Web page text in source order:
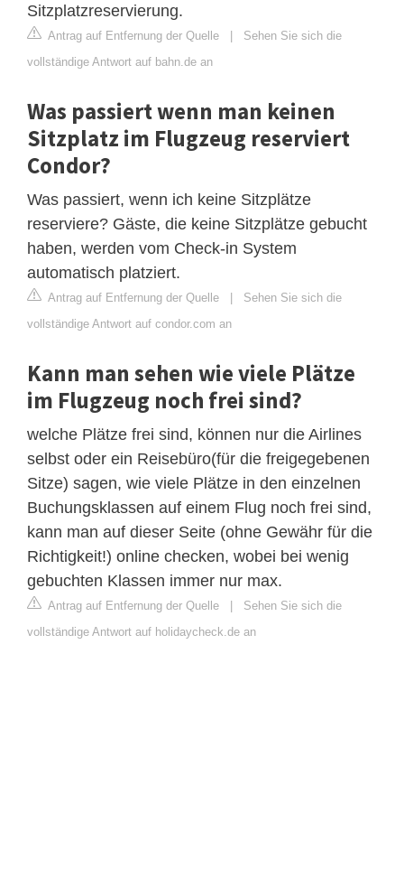
Sitzplatzreservierung.
Antrag auf Entfernung der Quelle | Sehen Sie sich die
vollständige Antwort auf bahn.de an
Was passiert wenn man keinen
Sitzplatz im Flugzeug reserviert
Condor?
Was passiert, wenn ich keine Sitzplätze
reserviere? Gäste, die keine Sitzplätze gebucht
haben, werden vom Check-in System
automatisch platziert.
Antrag auf Entfernung der Quelle | Sehen Sie sich die
vollständige Antwort auf condor.com an
Kann man sehen wie viele Plätze
im Flugzeug noch frei sind?
welche Plätze frei sind, können nur die Airlines
selbst oder ein Reisebüro(für die freigegebenen
Sitze) sagen, wie viele Plätze in den einzelnen
Buchungsklassen auf einem Flug noch frei sind,
kann man auf dieser Seite (ohne Gewähr für die
Richtigkeit!) online checken, wobei bei wenig
gebuchten Klassen immer nur max.
Antrag auf Entfernung der Quelle | Sehen Sie sich die
vollständige Antwort auf holidaycheck.de an